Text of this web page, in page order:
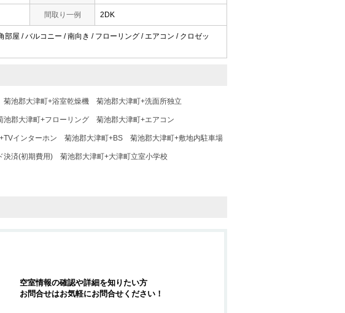
間取り一例 2DK
屋 / バルコニー / 南向き / フローリング / エアコン / クロゼッ
菊池郡大津町+浴室乾燥機 菊池郡大津町+洗面所独立
池郡大津町+フローリング 菊池郡大津町+エアコン
インターホン 菊池郡大津町+BS 菊池郡大津町+敷地内駐車場
決済(初期費用) 菊池郡大津町+大津町立室小学校
空室情報の確認や詳細を知りたい方
お問合せはお気軽にお問合せください！